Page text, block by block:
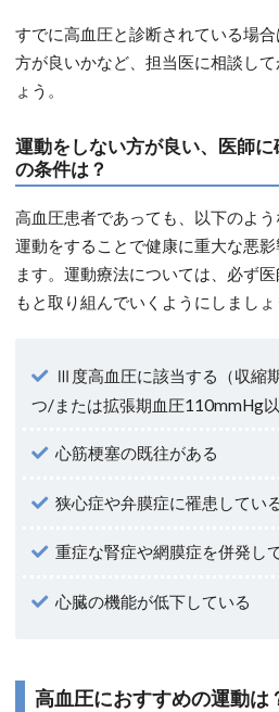
すでに高血圧と診断されている場
方が良いかなど、担当医に相談し
ょう。
運動をしない方が良い、医師
の条件は？
高血圧患者であっても、以下のよ
運動をすることで健康に重大な悪
ます。運動療法については、必ず
もと取り組んでいくようにしましょ
Ⅲ度高血圧に該当する（収縮
つ/または拡張期血圧110mmHg以
心筋梗塞の既往がある
狭心症や弁膜症に罹患してい
重症な腎症や網膜症を併発し
心臓の機能が低下している
高血圧におすすめの運動は